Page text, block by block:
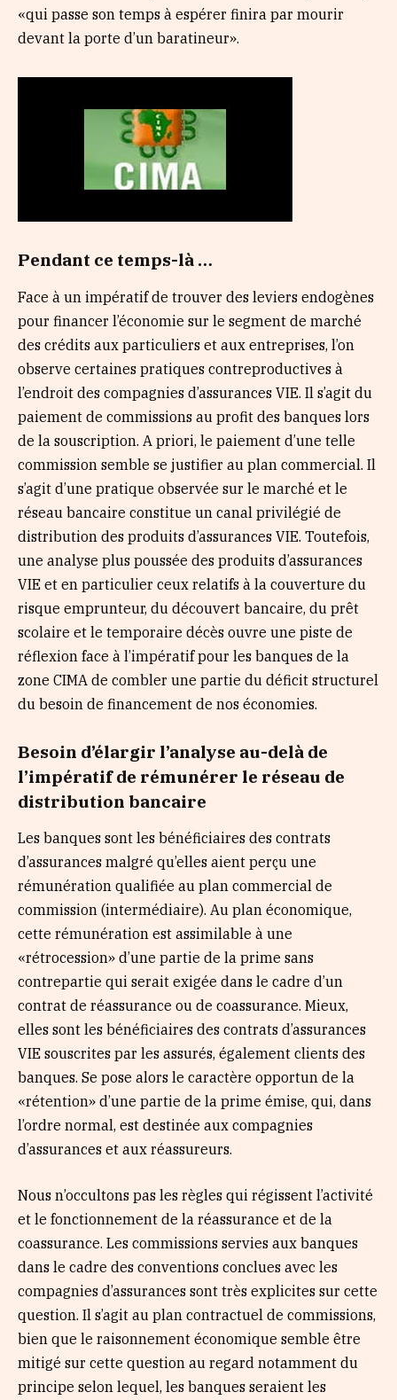
«qui passe son temps à espérer finira par mourir
devant la porte d’un baratineur».
Pendant ce temps-là …
Face à un impératif de trouver des leviers endogènes
pour financer l’économie sur le segment de marché
des crédits aux particuliers et aux entreprises, l’on
observe certaines pratiques contreproductives à
l’endroit des compagnies d’assurances VIE. Il s’agit du
paiement de commissions au profit des banques lors
de la souscription. A priori, le paiement d’une telle
commission semble se justifier au plan commercial. Il
s’agit d’une pratique observée sur le marché et le
réseau bancaire constitue un canal privilégié de
distribution des produits d’assurances VIE. Toutefois,
une analyse plus poussée des produits d’assurances
VIE et en particulier ceux relatifs à la couverture du
risque emprunteur, du découvert bancaire, du prêt
scolaire et le temporaire décès ouvre une piste de
réflexion face à l’impératif pour les banques de la
zone CIMA de combler une partie du déficit structurel
du besoin de financement de nos économies.
Besoin d’élargir l’analyse au-delà de
l’impératif de rémunérer le réseau de
distribution bancaire
Les banques sont les bénéficiaires des contrats
d’assurances malgré qu’elles aient perçu une
rémunération qualifiée au plan commercial de
commission (intermédiaire). Au plan économique,
cette rémunération est assimilable à une
«rétrocession» d’une partie de la prime sans
contrepartie qui serait exigée dans le cadre d’un
contrat de réassurance ou de coassurance. Mieux,
elles sont les bénéficiaires des contrats d’assurances
VIE souscrites par les assurés, également clients des
banques. Se pose alors le caractère opportun de la
«rétention» d’une partie de la prime émise, qui, dans
l’ordre normal, est destinée aux compagnies
d’assurances et aux réassureurs.
Nous n’occultons pas les règles qui régissent l’activité
et le fonctionnement de la réassurance et de la
coassurance. Les commissions servies aux banques
dans le cadre des conventions conclues avec les
compagnies d’assurances sont très explicites sur cette
question. Il s’agit au plan contractuel de commissions,
bien que le raisonnement économique semble être
mitigé sur cette question au regard notamment du
principe selon lequel, les banques seraient les